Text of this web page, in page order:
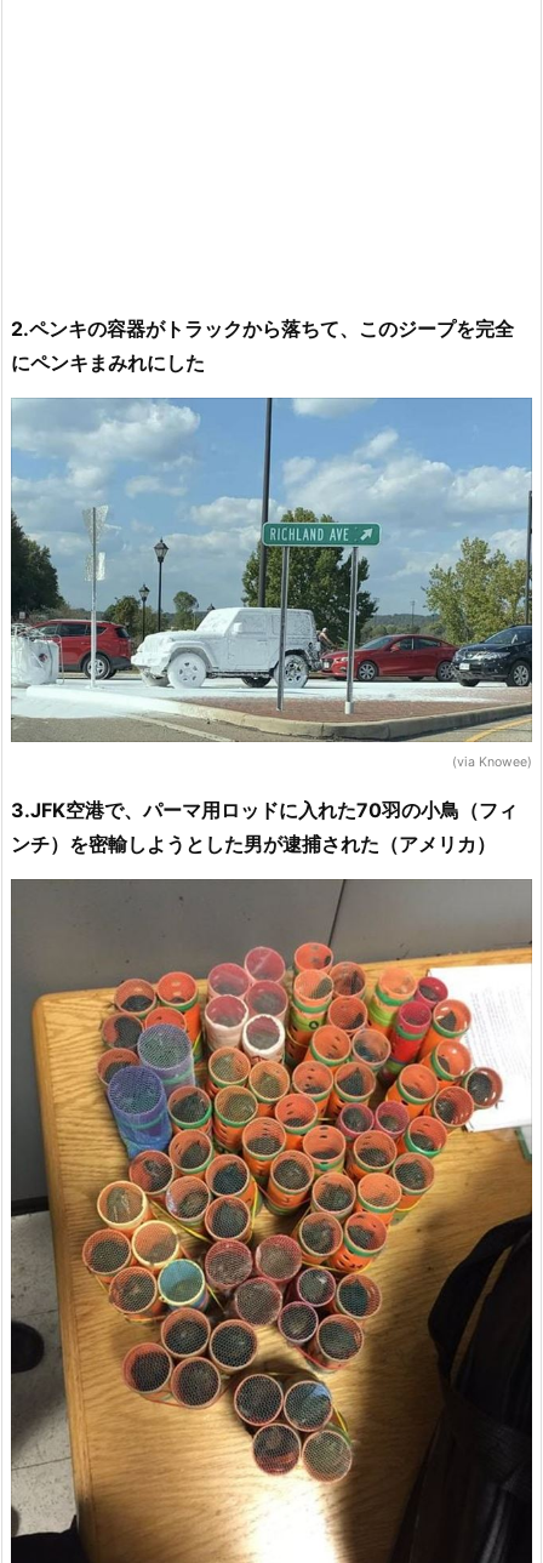
2.ペンキの容器がトラックから落ちて、このジープを完全
にペンキまみれにした
(via Knowee)
3.JFK空港で、パーマ用ロッドに入れた70羽の小鳥（フィ
ンチ）を密輸しようとした男が逮捕された（アメリカ）